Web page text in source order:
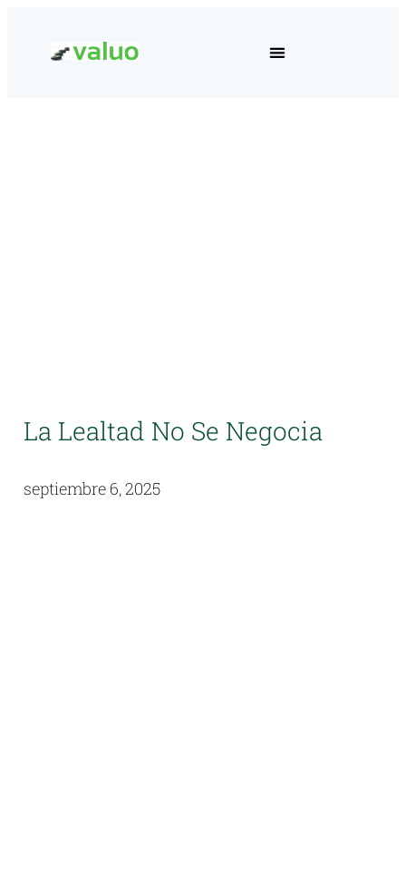
La Lealtad No Se Negocia
septiembre 6, 2025